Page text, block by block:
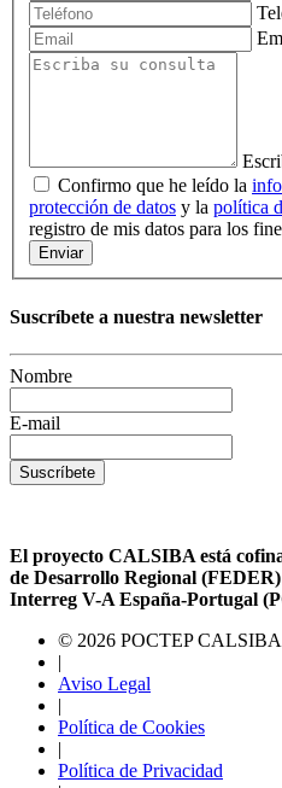
Confirmo que he leído la
protección de datos y la política
registro de mis datos para los
Enviar
Suscríbete a nuestra newsletter
Nombre
E-mail
Suscríbete
El proyecto CALSIBA está
de Desarrollo Regional
Interreg V-A España-Portugal
© 2026 POCTEP CALSIBA
|
Aviso Legal
|
Política de Cookies
|
Política de Privacidad